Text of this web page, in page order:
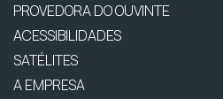
PROVEDORA DO OUVINTE
ACESSIBILIDADES
SATÉLITES
A EMPRESA